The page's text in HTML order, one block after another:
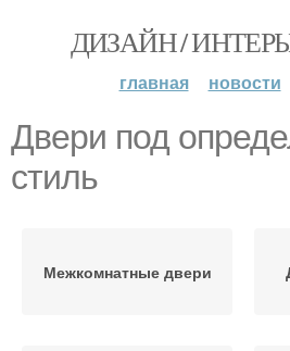
ДИЗАЙН /
главная новости
Двери под
стиль
Межкомнатные двери